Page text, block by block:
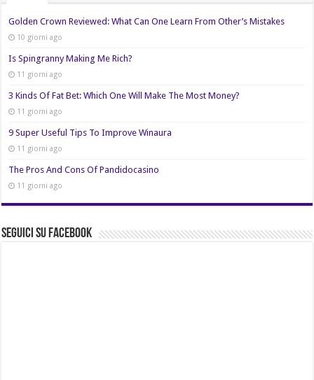
Golden Crown Reviewed: What Can One Learn From Other’s Mistakes
10 giorni ago
Is Spingranny Making Me Rich?
11 giorni ago
3 Kinds Of Fat Bet: Which One Will Make The Most Money?
11 giorni ago
9 Super Useful Tips To Improve Winaura
11 giorni ago
The Pros And Cons Of Pandidocasino
11 giorni ago
Seguici su Facebook